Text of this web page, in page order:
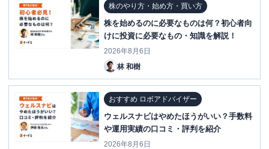
株のやり方・始め方・買い方
株を始めるのに必要なものは何？初心者向
けに投資に必要なもの・知識を解説！
2026年8月6日
林 和樹
おすすめ ロボアドバイザー
ウェルスナビはやめたほうがいい？手数料
や運用実績の口コミ・評判を紹介
2026年8月6日